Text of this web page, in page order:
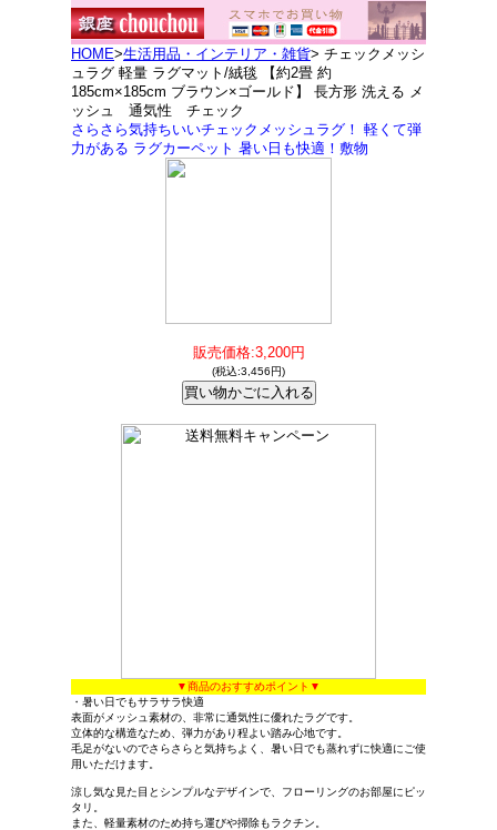
HOME>生活用品・インテリア・雑貨> チェックメッシ
ュラグ 軽量 ラグマット/絨毯 【約2畳 約
185cm×185cm ブラウン×ゴールド】 長方形 洗える メ
ッシュ 通気性 チェック
さらさら気持ちいいチェックメッシュラグ！ 軽くて弾
力がある ラグカーペット 暑い日も快適！敷物
販売価格:3,200円
(税込:3,456円)
▼商品のおすすめポイント▼
・暑い日でもサラサラ快適
表面がメッシュ素材の、非常に通気性に優れたラグです。
立体的な構造なため、弾力があり程よい踏み心地です。
毛足がないのでさらさらと気持ちよく、暑い日でも蒸れずに快適にご使
用いただけます。
涼し気な見た目とシンプルなデザインで、フローリングのお部屋にピッ
タリ。
また、軽量素材のため持ち運びや掃除もラクチン。